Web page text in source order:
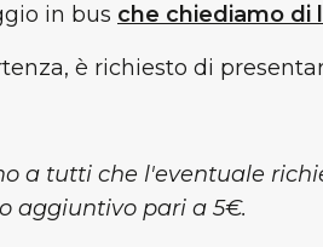
in bus che chiediamo di
è richiesto di
a tutti che l'eventuale
aggiuntivo pari a 5€.